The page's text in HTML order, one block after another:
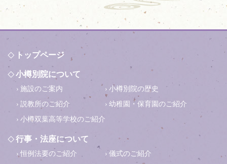
トップページ
小樽別院について
施設のご案内
小樽別院の歴史
説教所のご紹介
幼稚園・保育園のご紹介
小樽双葉高等学校のご紹介
行事・法座について
恒例法要のご紹介
儀式のご紹介